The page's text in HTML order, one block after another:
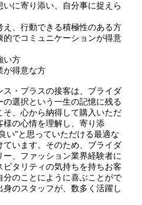
いに寄り添い、自分事に捉えら
え、行動できる積極性のある方
的でコミュニケーションが得意
い方
が得意な方
・プラスの接客は、ブライダ
の選択という一生の記憶に残る
そ、心から納得して購入いただ
様の心情を理解し、寄り添
い"と思っていただける最適な
ています。そのため、ブライダ
ー、ファッション業界経験者に
ピタリティの気持ちを持ちお客
分のことにように喜ぶことがで
身のスタッフが、数多く活躍し